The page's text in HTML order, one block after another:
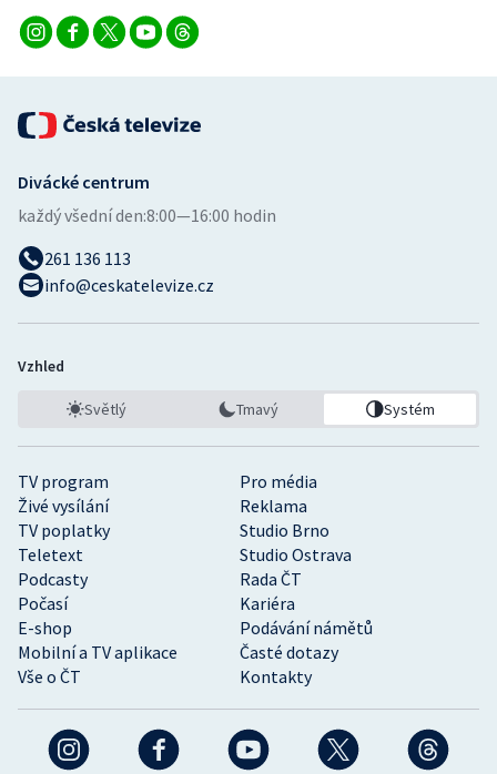
TV program
Pro média
Živé vysílání
Reklama
TV poplatky
Studio Brno
Teletext
Studio Ostrava
Podcasty
Rada ČT
Počasí
Kariéra
E-shop
Podávání námětů
Mobilní a TV aplikace
Časté dotazy
Vše o ČT
Kontakty
Divácké centrum
každý všední den:8:00—16:00 hodin
261 136 113
info@ceskatelevize.cz
Vzhled
Světlý Tmavý Systém